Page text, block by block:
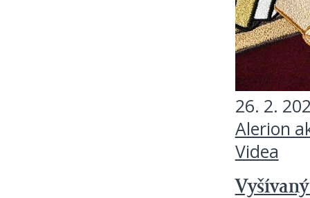
26. 2.
Alerion
Videa